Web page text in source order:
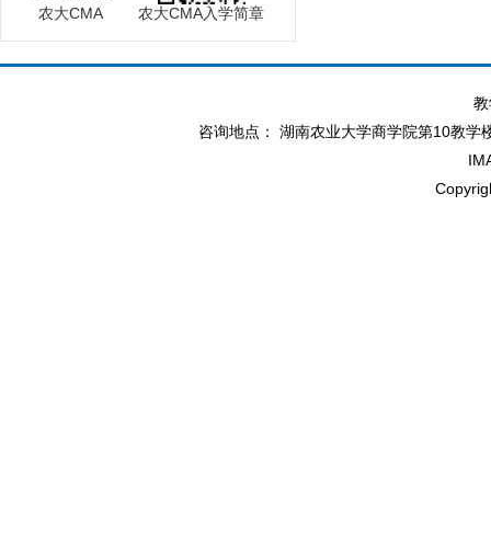
农大CMA 农大CMA入学简章
咨询地点： 湖南农业大学商学院第10教